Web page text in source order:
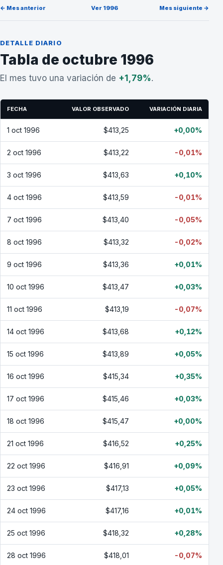
← Mes anterior Ver 1996 Mes siguiente →
DETALLE DIARIO
Tabla de octubre 1996
El mes tuvo una variación de +1,79%.
FECHA VALOR OBSERVADO VARIACIÓN DIARIA
1 oct 1996 $413,25 +0,00%
2 oct 1996 $413,22 -0,01%
3 oct 1996 $413,63 +0,10%
4 oct 1996 $413,59 -0,01%
7 oct 1996 $413,40 -0,05%
8 oct 1996 $413,32 -0,02%
9 oct 1996 $413,36 +0,01%
10 oct 1996 $413,47 +0,03%
11 oct 1996 $413,19 -0,07%
14 oct 1996 $413,68 +0,12%
15 oct 1996 $413,89 +0,05%
16 oct 1996 $415,34 +0,35%
17 oct 1996 $415,46 +0,03%
18 oct 1996 $415,47 +0,00%
21 oct 1996 $416,52 +0,25%
22 oct 1996 $416,91 +0,09%
23 oct 1996 $417,13 +0,05%
24 oct 1996 $417,16 +0,01%
25 oct 1996 $418,32 +0,28%
28 oct 1996 $418,01 -0,07%